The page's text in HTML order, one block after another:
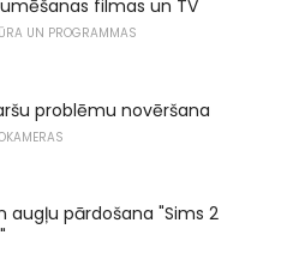
filmas un TV
UN PROGRAMMAS
problēmu novēršana
augļu pārdošana "Sims 2